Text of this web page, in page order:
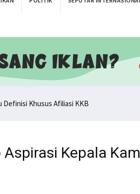
Perlu Definisi Khusus Afiliasi KKB
Ancam Perang Serentak
Kepala